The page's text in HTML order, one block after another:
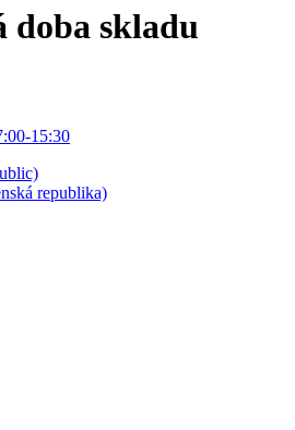
doba skladu
15:30